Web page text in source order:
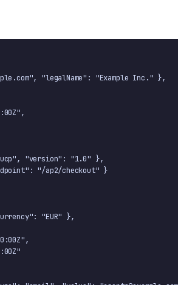
"legalName": "Example Inc." },
"version": "1.0" },
"/ap2/checkout" }
"EUR" },